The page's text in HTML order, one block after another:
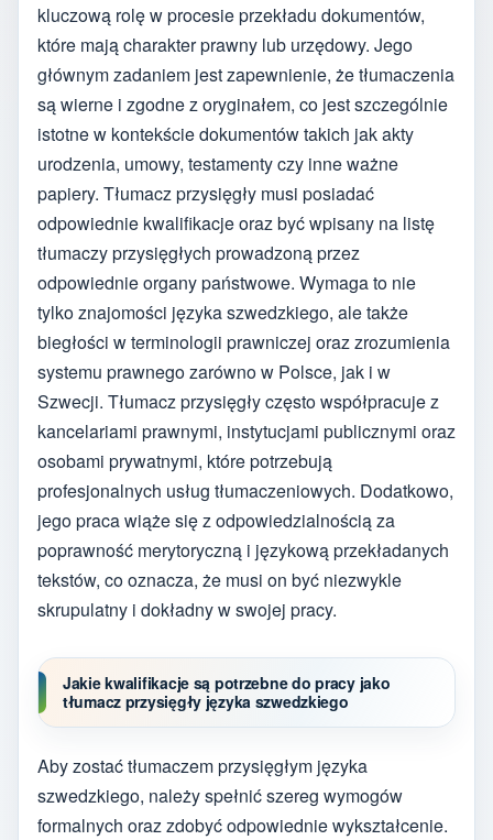
kluczową rolę w procesie przekładu dokumentów,
które mają charakter prawny lub urzędowy. Jego
głównym zadaniem jest zapewnienie, że tłumaczenia
są wierne i zgodne z oryginałem, co jest szczególnie
istotne w kontekście dokumentów takich jak akty
urodzenia, umowy, testamenty czy inne ważne
papiery. Tłumacz przysięgły musi posiadać
odpowiednie kwalifikacje oraz być wpisany na listę
tłumaczy przysięgłych prowadzoną przez
odpowiednie organy państwowe. Wymaga to nie
tylko znajomości języka szwedzkiego, ale także
biegłości w terminologii prawniczej oraz zrozumienia
systemu prawnego zarówno w Polsce, jak i w
Szwecji. Tłumacz przysięgły często współpracuje z
kancelariami prawnymi, instytucjami publicznymi oraz
osobami prywatnymi, które potrzebują
profesjonalnych usług tłumaczeniowych. Dodatkowo,
jego praca wiąże się z odpowiedzialnością za
poprawność merytoryczną i językową przekładanych
tekstów, co oznacza, że musi on być niezwykle
skrupulatny i dokładny w swojej pracy.
Jakie kwalifikacje są potrzebne do pracy jako
tłumacz przysięgły języka szwedzkiego
Aby zostać tłumaczem przysięgłym języka
szwedzkiego, należy spełnić szereg wymogów
formalnych oraz zdobyć odpowiednie wykształcenie.